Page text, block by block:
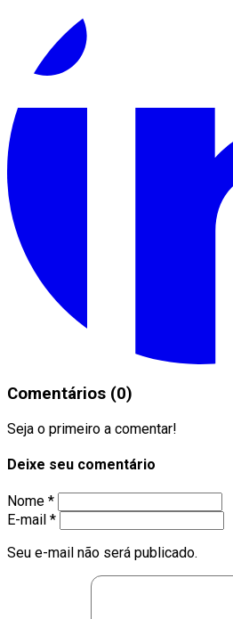
Comentários (0)
Seja o primeiro a comentar!
Deixe seu comentário
Nome *
E-mail *
Seu e-mail não será publicado.